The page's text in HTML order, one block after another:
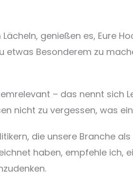
genießen es, Eure
etwas Besonderem zu
– das nennt sich
nicht zu vergessen, was
die unsere Branche
haben, empfehle ich,